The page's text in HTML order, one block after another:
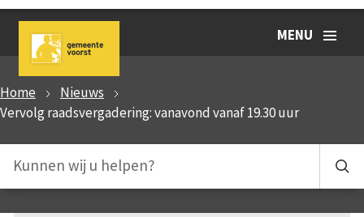
MENU
Home
Nieuws
Vervolg raadsvergadering: vanavond vanaf 19.30 uur